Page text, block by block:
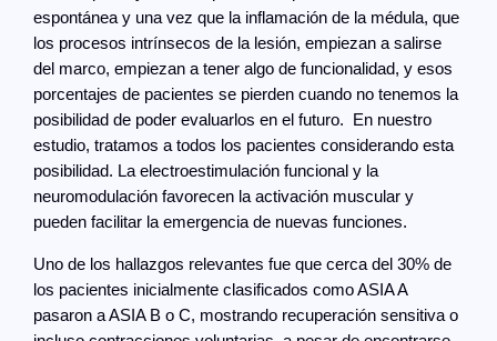
espontánea y una vez que la inflamación de la médula, que
los procesos intrínsecos de la lesión, empiezan a salirse
del marco, empiezan a tener algo de funcionalidad, y esos
porcentajes de pacientes se pierden cuando no tenemos la
posibilidad de poder evaluarlos en el futuro. En nuestro
estudio, tratamos a todos los pacientes considerando esta
posibilidad. La electroestimulación funcional y la
neuromodulación favorecen la activación muscular y
pueden facilitar la emergencia de nuevas funciones.
Uno de los hallazgos relevantes fue que cerca del 30% de
los pacientes inicialmente clasificados como ASIA A
pasaron a ASIA B o C, mostrando recuperación sensitiva o